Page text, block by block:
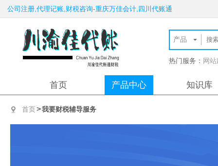
公司注册,代理记账,财税咨询-重庆万佳会计,四川代账通
热门服务： 网
首页 产品中心 知识库
首页>我要财税辅导服务